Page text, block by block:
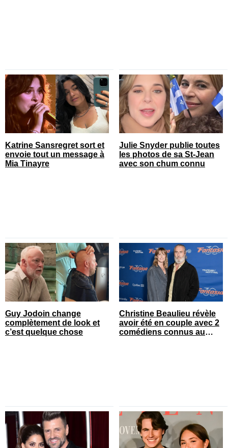
Katrine Sansregret sort et
envoie tout un message à
Mia Tinayre
Julie Snyder publie toutes
les photos de sa St-Jean
avec son chum connu
Guy Jodoin change
complètement de look et
c’est quelque chose
Christine Beaulieu révèle
avoir été en couple avec 2
comédiens connus au